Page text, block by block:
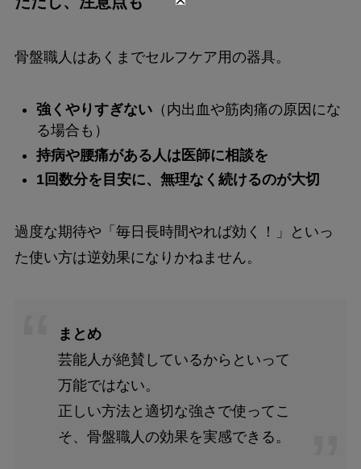
骨盤職人はあくまでセルフケア用の器具。
強くやりすぎない（内出血や筋肉痛の原因にな
る場合も）
持病や腰痛がある人は医師に相談を
1回数分を目安に、無理なく続けるのが大切
過度な期待や「毎日長時間やれば効く！」といっ
た使い方は逆効果になりかねません。
まとめ
芸能人が絶賛しているからといって
万能ではない。
正しい方法と適切な強さで使ってこ
そ、骨盤職人の効果を実感できる。